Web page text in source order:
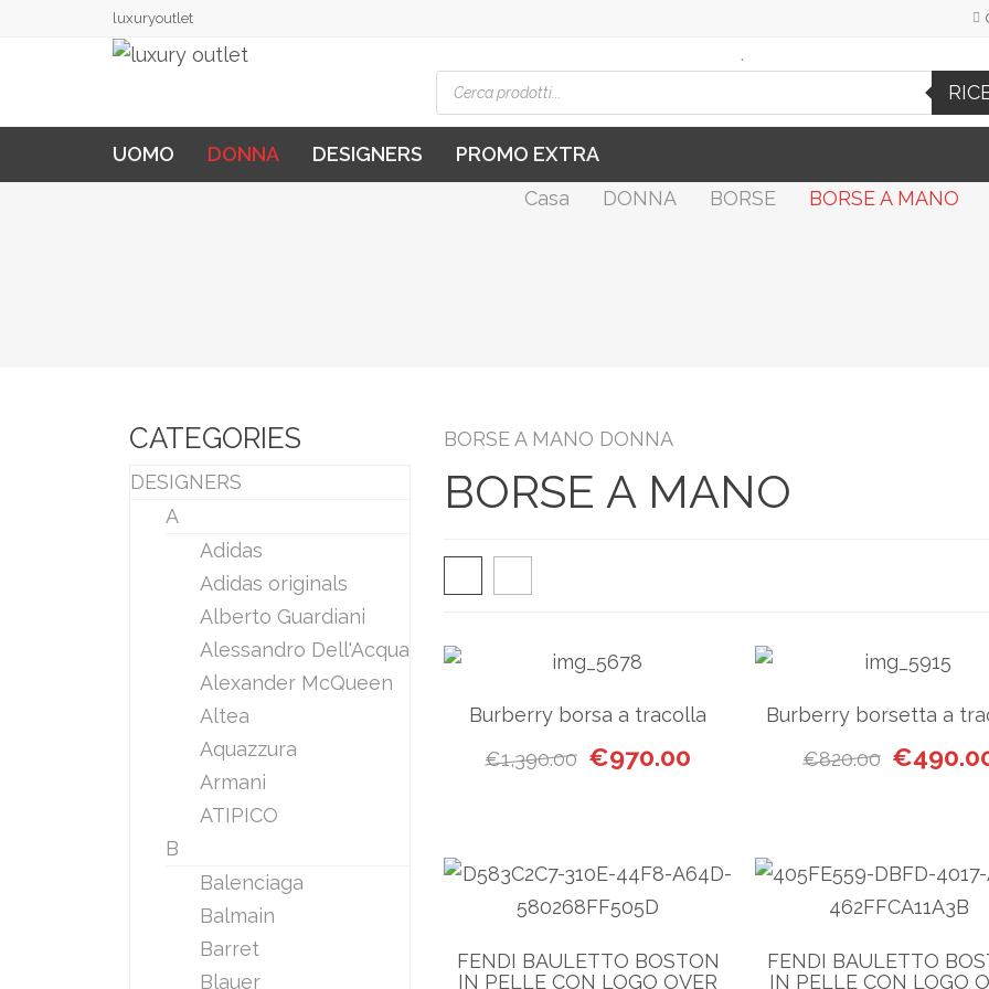
luxuryoutlet
.
Products
search
UOMO DONNA DESIGNERS
PROMO EXTRA
Casa
DONNA BORSE BORSE A MANO
CATEGORIES
DESIGNERS
A
Adidas
Adidas originals
Alberto Guardiani
Alessandro Dell'Acqua
Alexander McQueen
Altea
Aquazzura
Armani
ATIPICO
B
Balenciaga
Balmain
Barret
Blauer
BORSE A MANO DONNA
BORSE A MANO
Burberry borsa a tracolla
€1,390.00 Il prezzo originale era: €1,390.00.
€970.00 Il prezzo attuale è: €970.00.
Burberry borsetta a
€820.00 Il prezzo
€
FENDI BAULETTO BOSTON
IN PELLE CON LOGO OVER
FENDI BAULETTO
IN PELLE CON LOGO